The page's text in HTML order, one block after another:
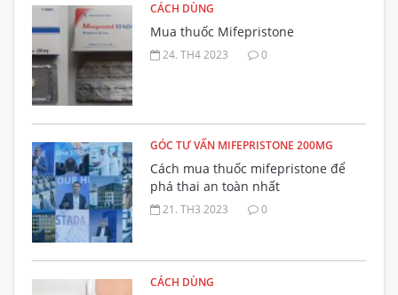
CÁCH DÙNG
Mua thuốc Mifepristone
24. TH4 2023 0
GÓC TƯ VẤN MIFEPRISTONE 200MG
Cách mua thuốc mifepristone để
phá thai an toàn nhất
21. TH3 2023 0
CÁCH DÙNG